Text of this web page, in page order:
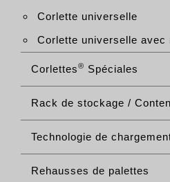
Corlette universelle
Corlette universelle avec
Corlettes® Spéciales
Rack de stockage /
Technologie de
Rehausses de palettes